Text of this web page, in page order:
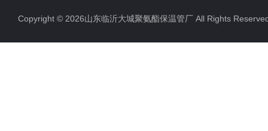
Copyright © 2026山东临沂大城聚氨酯保温管厂 All Rights